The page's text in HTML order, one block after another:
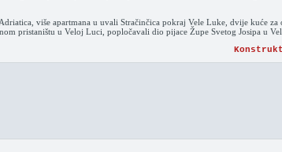
više apartmana u uvali Stračinčica pokraj Vele Luke, dvije kuće
pristaništu u Veloj Luci, popločavali dio pijace Župe Svetog Josipa u